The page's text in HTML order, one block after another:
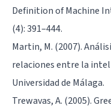
Definition of Machine
(4): 391–444.
Martin, M. (2007).
relaciones entre la
Universidad de Málaga.
Trewavas, A. (2005).